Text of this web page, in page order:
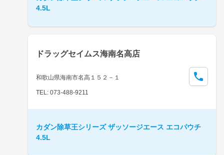
4.5L
ドラッグセイムス海南名高店
和歌山県海南市名高１５２－１
TEL: 073-488-9211
カダン除草王シリーズ ザッソージエース エコパウチ
4.5L